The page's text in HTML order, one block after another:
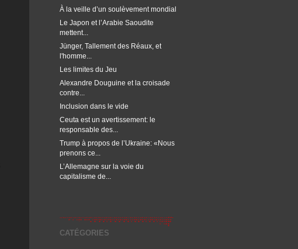
À la veille d’un soulèvement mondial
Le Japon et l’Arabie Saoudite
mettent...
Jünger, Tallement des Réaux, et
l'homme...
Les limites du Jeu
Alexandre Douguine et la croisade
contre...
Inclusion dans le vide
Ceuta est un avertissement: le
responsable des...
Trump à propos de l’Ukraine: «Nous
prenons ce...
L’Allemagne sur la voie du
capitalisme de...
CATÉGORIES